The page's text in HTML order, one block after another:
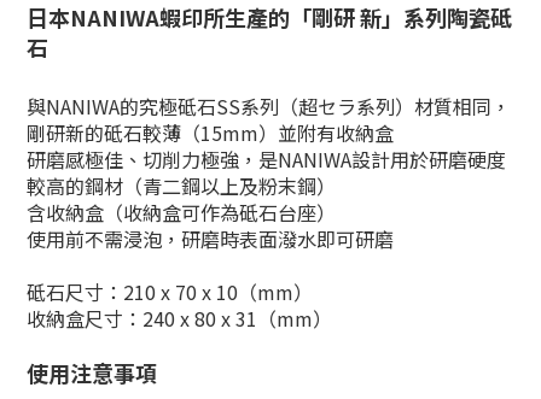
日本NANIWA蝦印所生產的「剛研 新」系列陶瓷砥
石
與NANIWA的究極砥石SS系列（超セラ系列）材質相同，
剛研新的砥石較薄（15mm）並附有收納盒
研磨感極佳、切削力極強，是NANIWA設計用於研磨硬度
較高的鋼材（青二鋼以上及粉末鋼）
含收納盒（收納盒可作為砥石台座）
使用前不需浸泡，研磨時表面潑水即可研磨
砥石尺寸：210 x 70 x 10（mm）
收納盒尺寸：240 x 80 x 31（mm）
使用注意事項